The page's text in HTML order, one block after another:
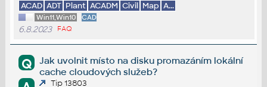
ACAD ADT Plant ACADM Civil Map A...
Win11,Win10 CAD
6.8.2023 FAQ
Q
Jak uvolnit místo na disku promazáním lokální
cache cloudových služeb?
Tip 13803